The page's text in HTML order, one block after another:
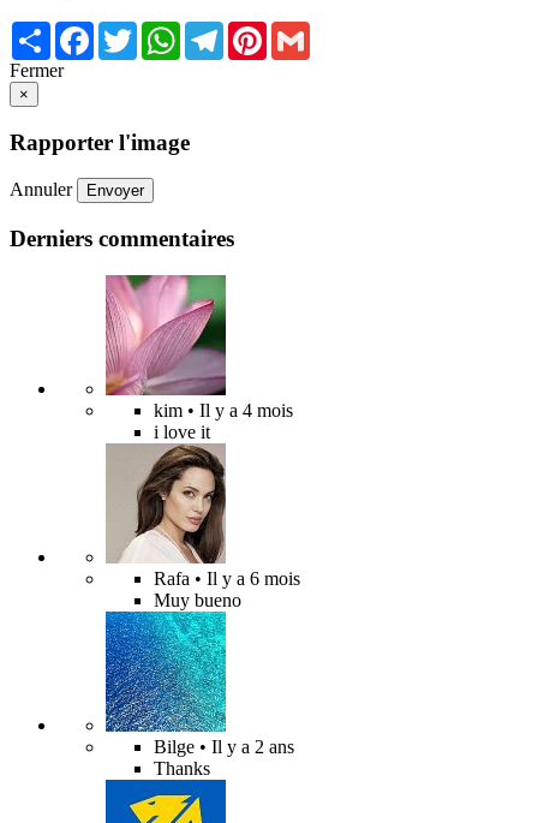
Share Facebook
TwitterWhatsApp
TelegramPinterest
Fermer
×
Rapporter l'image
Annuler Envoyer
Derniers commentaires
kim • Il y a 4 mois
i love it
Rafa • Il y a 6 mois
Muy bueno
Bilge • Il y a 2 ans
Thanks